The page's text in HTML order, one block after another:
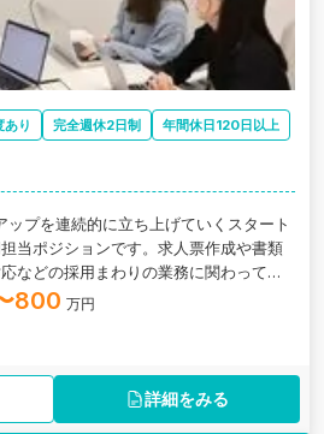
あり 完全週休2日制
年間休日120日以上
プを連続的に立ち上げていくスタート
当ポジションです。求人票作成や書類
などの採用まわりの業務に関わってい
800 万円
詳細をみる